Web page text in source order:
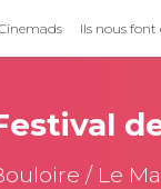
Ils nous font
/ Le